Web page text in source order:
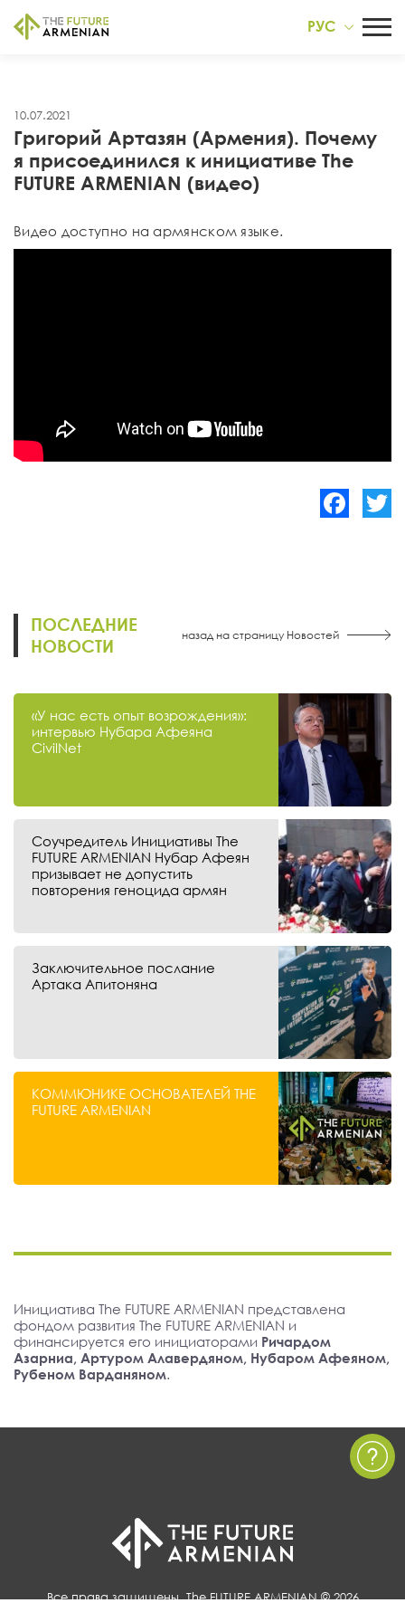
РУС
10.07.2021
Григорий Артазян (Армения). Почему
я присоединился к инициативе The
FUTURE ARMENIAN (видео)
Видео доступно на армянском языке.
ПОСЛЕДНИЕ
НОВОСТИ
назад на страницу Новостей
«У нас есть опыт возрождения»:
интервью Нубара Афеяна
CivilNet
Соучредитель Инициативы The
FUTURE ARMENIAN Нубар Афеян
призывает не допустить
повторения геноцида армян
Заключительное послание
Артака Апитоняна
КОММЮНИКЕ ОСНОВАТЕЛЕЙ THE
FUTURE ARMENIAN
Инициатива The FUTURE ARMENIAN представлена
фондом развития The FUTURE ARMENIAN и
финансируется его инициаторами Ричардом
Азарниа, Артуром Алавердяном, Нубаром Афеяном,
Рубеном Варданяном.
Все права защищены, The FUTURE ARMENIAN © 2026